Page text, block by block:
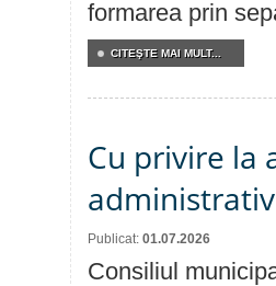
formarea prin
CITEŞTE MAI MULT...
Cu privire la
Publicat: 01.07.2026
Consiliul